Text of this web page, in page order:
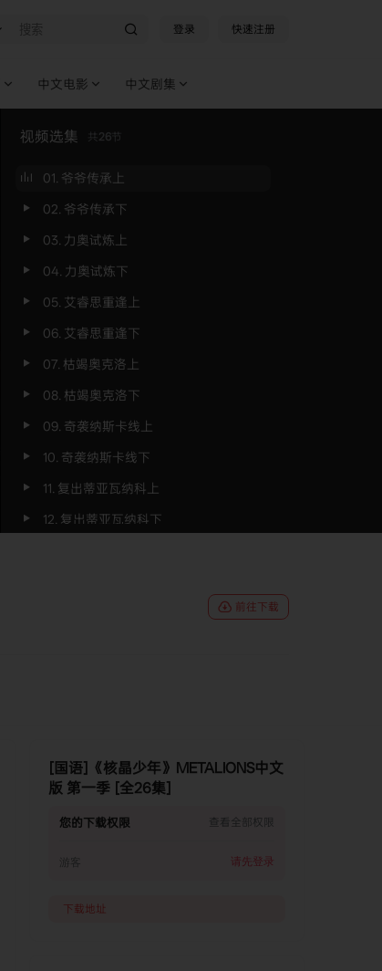
登录 快速注册
中文电影 中文剧集
视频选集 共 26 节
01. 爷爷传承上
02. 爷爷传承下
03. 力奥试炼上
04. 力奥试炼下
05. 艾睿思重逢上
06. 艾睿思重逢下
07. 枯竭奥克洛上
08. 枯竭奥克洛下
09. 奇袭纳斯卡线上
10. 奇袭纳斯卡线下
11. 复出蒂亚瓦纳科上
12. 复出蒂亚瓦纳科下
20. 虎啸复活节岛下
21. 迷踪西伯利亚巨坑上
22. 迷踪西伯利亚巨坑下
23. 遗迹秘宝石见银山上
前往下载
[国语]《核晶少年》METALIONS中文
版 第一季 [全26集]
您的下载权限 查看全部权限
游客 请先登录
下载地址